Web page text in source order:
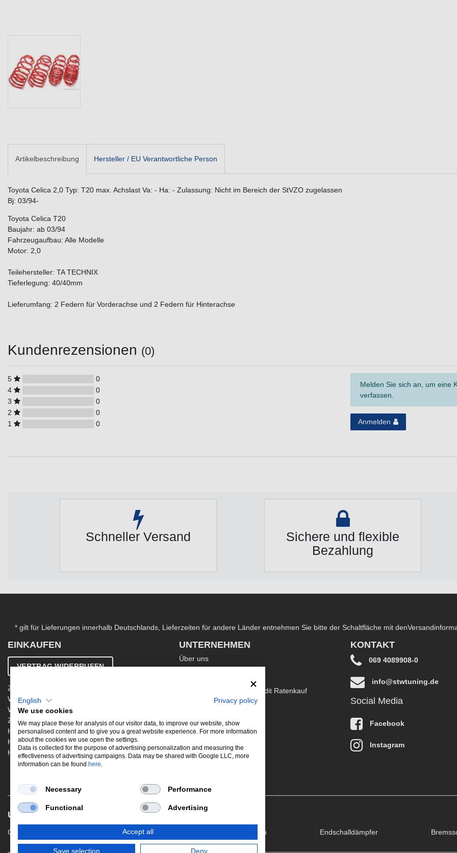
Artikelbeschreibung Hersteller / EU Verantwortliche Person
Toyota Celica 2,0 Typ: T20 max. Achslast Va: - Ha: - Zulassung: Nicht im Bereich der StVZO zugelassen
Bj: 03/94-
Toyota Celica T20
Baujahr: ab 03/94
Fahrzeugaufbau: Alle Modelle
Motor: 2,0
Teilehersteller: TA TECHNIX
Tieferlegung: 40/40mm
Lieferumfang: 2 Federn für Vorderachse und 2 Federn für Hinterachse
Kundenrezensionen (0)
5
0
4
0
3
0
2
0
1
0
Melden Sie sich an, um eine
verfassen.
Anmelden
Schneller Versand
Sichere und flexible
Bezahlung
* gilt für Lieferungen innerhalb Deutschlands, Lieferzeiten für andere Länder entnehmen Sie bitte der Schaltfläche mit den
EINKAUFEN
VERTRAG WIDERRUFEN
Zahlung & Versand
Widerrufsbelehrung
Warenkorb
Zur Kasse
Hinweis zur Altölentsorgung
Hinweis zur Batterieentsorgung
Händler werden
UNTERNEHMEN
Über uns
Kontakt
Ergänzende AGB EasyCredit Ratenkauf
Datenschutzerklärung
Jobs
Newsletter
KONTAKT
069 4089908-0
info@stwtuning.de
Social Media
Facebook
Instagram
UNSERE BELIEBTESTEN PRODUKTE
Gewindefahrwerke Performance Auspuffklappen Endschalldämpfer
English
Privacy policy
We use cookies
We may place these for analysis of our visitor data, to improve our website, show
personalised content and to give you a great website experience. For more information
about the cookies we use open the settings.
Data is collected for the purpose of advertising personalization and measuring the
effectiveness of advertising campaigns. Data may be shared with Google LLC, more
information can be found here.
Necessary Performance
Functional Advertising
Accept all
Save selection Deny